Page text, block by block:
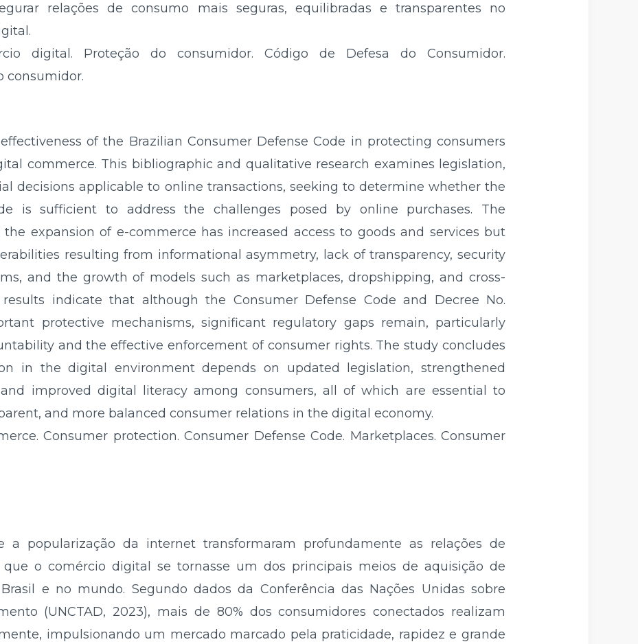
relações de consumo mais seguras, equilibradas e transparentes no
digital. Proteção do consumidor. Código de Defesa do Consumidor.
consumidor.
of the Brazilian Consumer Defense Code in protecting consumers
commerce. This bibliographic and qualitative research examines legislation,
decisions applicable to online transactions, seeking to determine whether the
is sufficient to address the challenges posed by online purchases. The
expansion of e-commerce has increased access to goods and services but
resulting from informational asymmetry, lack of transparency, security
and the growth of models such as marketplaces, dropshipping, and cross-
indicate that although the Consumer Defense Code and Decree No.
protective mechanisms, significant regulatory gaps remain, particularly
and the effective enforcement of consumer rights. The study concludes
in the digital environment depends on updated legislation, strengthened
improved digital literacy among consumers, all of which are essential to
and more balanced consumer relations in the digital economy.
Consumer protection. Consumer Defense Code. Marketplaces. Consumer
a popularização da internet transformaram profundamente as relações de
o comércio digital se tornasse um dos principais meios de aquisição de
e no mundo. Segundo dados da Conferência das Nações Unidas sobre
(UNCTAD, 2023), mais de 80% dos consumidores conectados realizam
impulsionando um mercado marcado pela praticidade, rapidez e grande